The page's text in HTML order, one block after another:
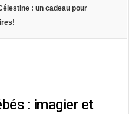
: un cadeau pour
: imagier et